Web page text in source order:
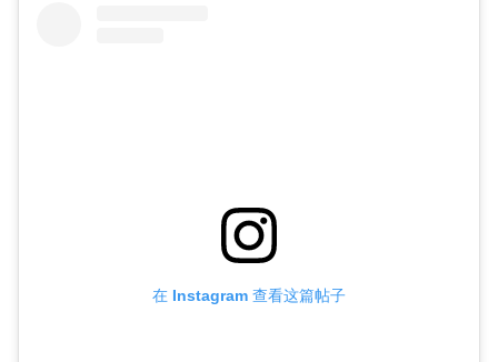
在 Instagram 查看这篇帖子